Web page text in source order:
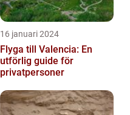
16 januari 2024
Flyga till Valencia: En
utförlig guide för
privatpersoner